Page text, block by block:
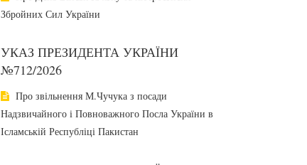
Збройних Сил України
УКАЗ ПРЕЗИДЕНТА УКРАЇНИ
№712/2026
Про звільнення М.Чучука з посади
Надзвичайного і Повноважного Посла України в
Ісламській Республіці Пакистан